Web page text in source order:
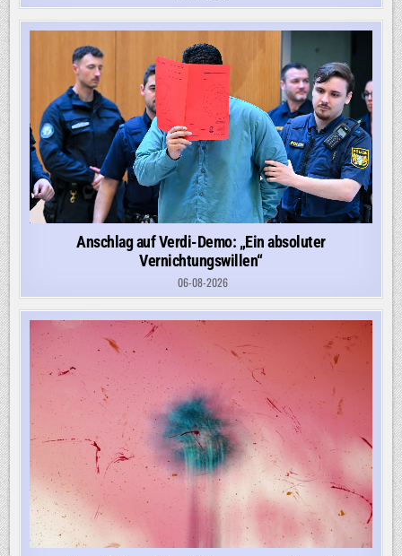
Anschlag auf Verdi-Demo: „Ein absoluter
Vernichtungswillen“
06-08-2026